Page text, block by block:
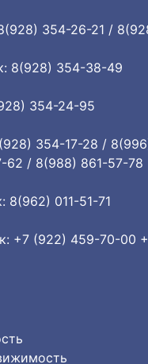
354-26-21 /
8(928) 354-38-49
354-24-95
354-17-28 /
62 / 8(988) 861-57-78
8(962) 011-51-71
+7 (922) 459-70-00